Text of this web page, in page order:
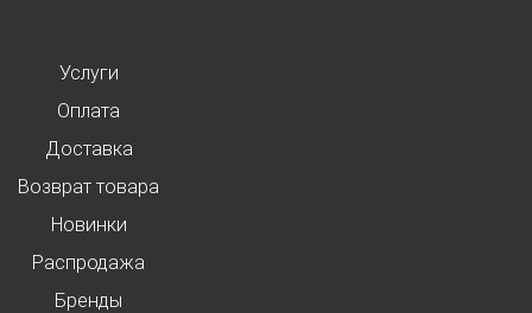
Услуги
Оплата
Доставка
Возврат товара
Новинки
Распродажа
Бренды